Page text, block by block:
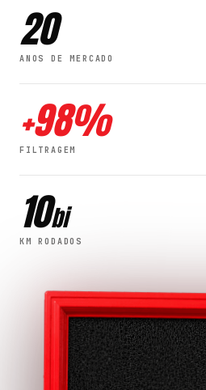
20
ANOS DE MERCADO
+98%
FILTRAGEM
10bi
KM RODADOS